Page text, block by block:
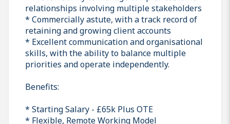
relationships involving multiple stakeholders
* Commercially astute, with a track record of
retaining and growing client accounts
* Excellent communication and organisational
skills, with the ability to balance multiple
priorities and operate independently.
Benefits:
* Starting Salary - £65k Plus OTE
* Flexible, Remote Working Model